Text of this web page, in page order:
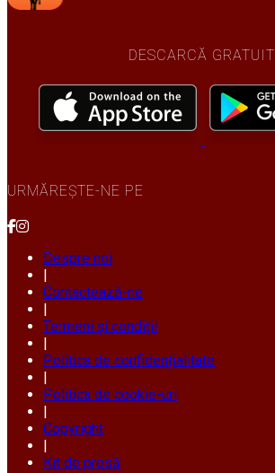
DESCARCĂ GRATUIT
URMĂREȘTE-NE PE
Despre noi
|
Contactează-ne
|
Termeni și condiții
|
Politica de confidențialitate
|
Politica de cookie-uri
|
Copyright
|
Kit de presă